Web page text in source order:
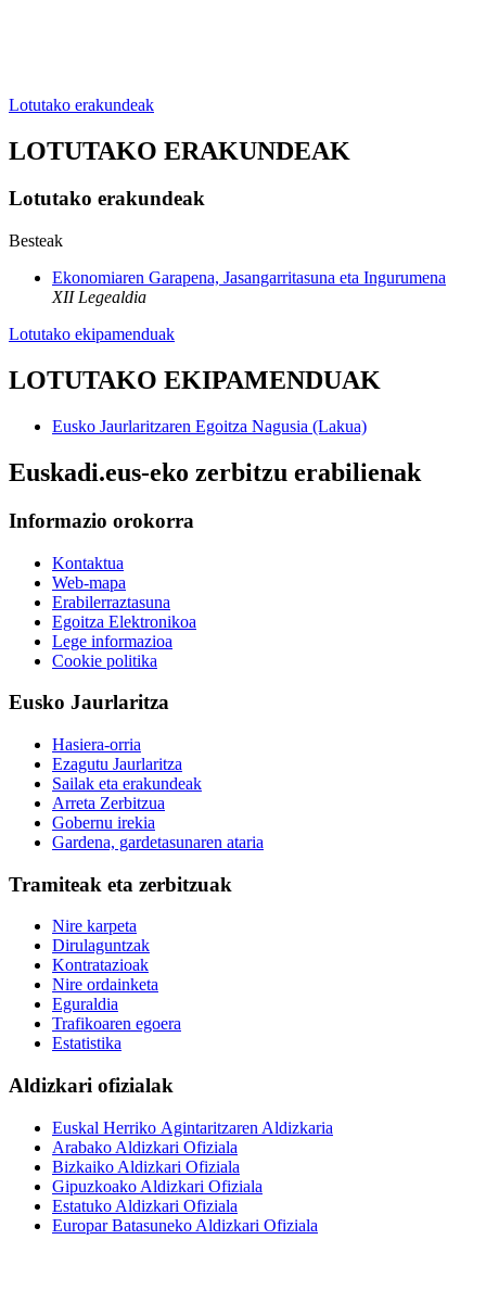
Lotutako erakundeak
LOTUTAKO ERAKUNDEAK
Lotutako erakundeak
Besteak
Ekonomiaren Garapena, Jasangarritasuna eta Ingurumena
XII Legealdia
Lotutako ekipamenduak
LOTUTAKO EKIPAMENDUAK
Eusko Jaurlaritzaren Egoitza Nagusia (Lakua)
Euskadi.eus-eko zerbitzu erabilienak
Informazio orokorra
Kontaktua
Web-mapa
Erabilerraztasuna
Egoitza Elektronikoa
Lege informazioa
Cookie politika
Eusko Jaurlaritza
Hasiera-orria
Ezagutu Jaurlaritza
Sailak eta erakundeak
Arreta Zerbitzua
Gobernu irekia
Gardena, gardetasunaren ataria
Tramiteak eta zerbitzuak
Nire karpeta
Dirulaguntzak
Kontratazioak
Nire ordainketa
Eguraldia
Trafikoaren egoera
Estatistika
Aldizkari ofizialak
Euskal Herriko Agintaritzaren Aldizkaria
Arabako Aldizkari Ofiziala
Bizkaiko Aldizkari Ofiziala
Gipuzkoako Aldizkari Ofiziala
Estatuko Aldizkari Ofiziala
Europar Batasuneko Aldizkari Ofiziala